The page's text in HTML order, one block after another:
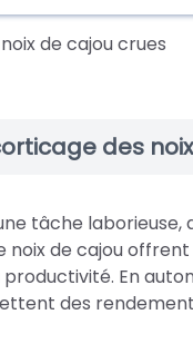
noix de cajou crues
des
tâche
noix de cajou
En
des